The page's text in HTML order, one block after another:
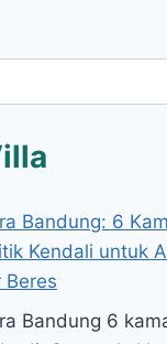
Bandung: 6
Kendali untuk
Beres
Bandung 6